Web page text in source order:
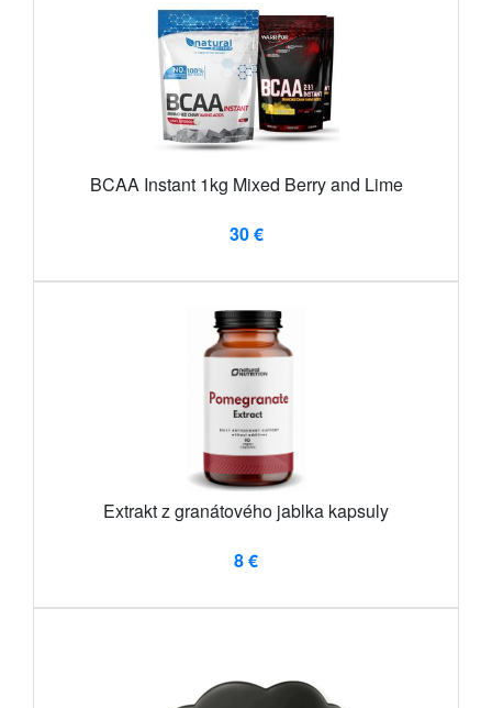
BCAA Instant 1kg Mixed Berry and Lime
30 €
Extrakt z granátového jablka kapsuly
8 €